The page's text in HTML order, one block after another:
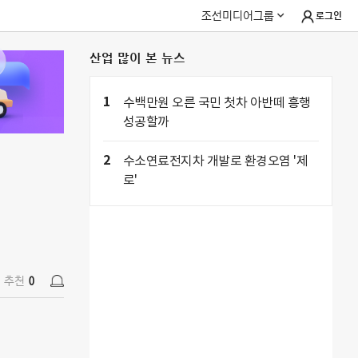
조선미디어그룹 로그인
추천 0
산업 많이 본 뉴스